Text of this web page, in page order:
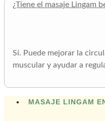
¿Tiene el masaje Lingam
Sí. Puede mejorar la
muscular y ayudar a
MASAJE LINGAM